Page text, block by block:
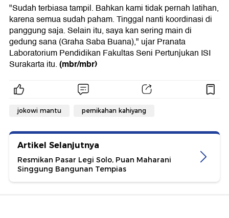
"Sudah terbiasa tampil. Bahkan kami tidak pernah latihan,
karena semua sudah paham. Tinggal nanti koordinasi di
panggung saja. Selain itu, saya kan sering main di
gedung sana (Graha Saba Buana)," ujar Pranata
Laboratorium Pendidikan Fakultas Seni Pertunjukan ISI
Surakarta itu.(mbr/mbr)
jokowi mantu pernikahan kahiyang
Artikel Selanjutnya
Resmikan Pasar Legi Solo, Puan Maharani
Singgung Bangunan Tempias